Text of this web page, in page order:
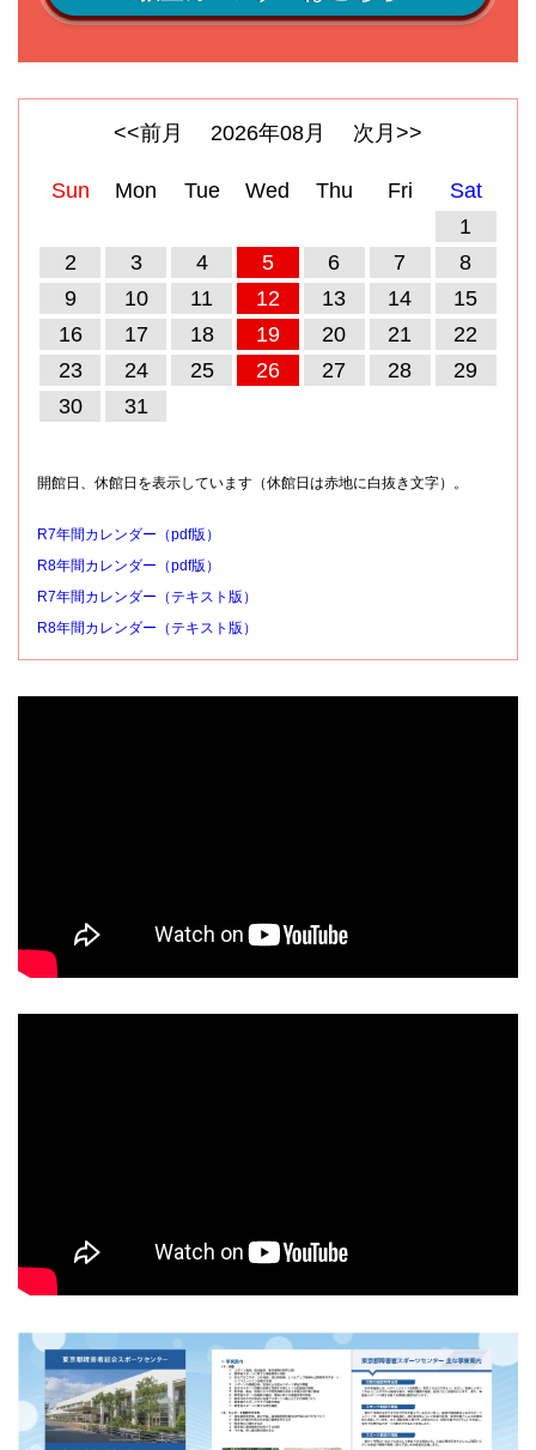
<<前月 2026年08 月 次月>>
Sun Mon Tue Wed Thu Fri
Sat
1
2
3 4 5 6 7
8
9
10 11 12 13 14
15
16
17 18 19 20 21
22
23
24 25 26 27 28
29
30
31
開館日、休館日を表示しています（休館日は赤地に白抜き文字）。
R7年間カレンダー（pdf版）
R8年間カレンダー（pdf版）
R7年間カレンダー（テキスト版）
R8年間カレンダー（テキスト版）